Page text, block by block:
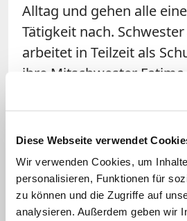
Diese Webseite verwendet
Wir verwenden Cookies, um
personalisieren, Funktionen für
zu können und die Zugriffe auf
analysieren. Außerdem geben wir
Alltag und gehen alle
Tätigkeit nach.
arbeitet in Teilzeit als
ihre Mitschwester Fatima
Porto lebt seit sieben
Mission und studiert